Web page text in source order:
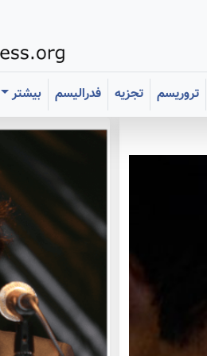
تروریسم تجزیه فدرالیسم
بیشتر